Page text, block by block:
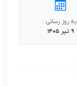
به روز رسانی
۹ تیر ۱۴۰۵